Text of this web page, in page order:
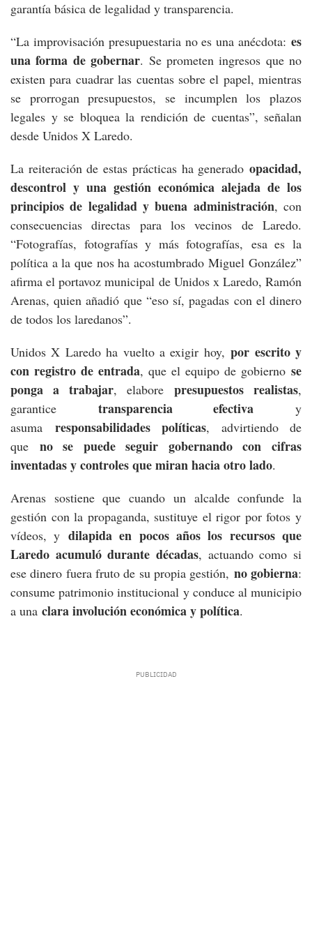
garantía básica de legalidad y transparencia.
“La improvisación presupuestaria no es una anécdota: es
una forma de gobernar. Se prometen ingresos que no
existen para cuadrar las cuentas sobre el papel, mientras
se prorrogan presupuestos, se incumplen los plazos
legales y se bloquea la rendición de cuentas”, señalan
desde Unidos X Laredo.
La reiteración de estas prácticas ha generado opacidad,
descontrol y una gestión económica alejada de los
principios de legalidad y buena administración, con
consecuencias directas para los vecinos de Laredo.
“Fotografías, fotografías y más fotografías, esa es la
política a la que nos ha acostumbrado Miguel González”
afirma el portavoz municipal de Unidos x Laredo, Ramón
Arenas, quien añadió que “eso sí, pagadas con el dinero
de todos los laredanos”.
Unidos X Laredo ha vuelto a exigir hoy,por escrito y
con registro de entrada, que el equipo de gobierno se
ponga a trabajar, elabore presupuestos realistas,
garantice transparencia efectiva y
asuma responsabilidades políticas, advirtiendo de
que no se puede seguir gobernando con cifras
inventadas y controles que miran hacia otro lado.
Arenas sostiene que cuando un alcalde confunde la
gestión con la propaganda, sustituye el rigor por fotos y
vídeos, y dilapida en pocos años los recursos que
Laredo acumuló durante décadas, actuando como si
ese dinero fuera fruto de su propia gestión, no gobierna:
consume patrimonio institucional y conduce al municipio
a una clara involución económica y política.